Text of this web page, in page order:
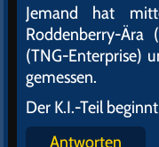
Jemand hat
Roddenberry-Ära
(TNG-Enterprise)
gemessen.
Der K.I.-Teil
Antworten